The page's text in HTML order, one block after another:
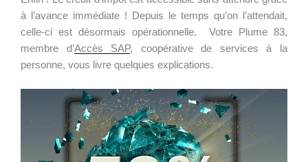
à l’avance immédiate ! Depuis le temps qu’on l’attendait,
celle-ci est désormais opérationnelle.
Votre Plume 83,
membre d’Accès SAP, coopérative de services à la
personne, vous livre quelques explications.